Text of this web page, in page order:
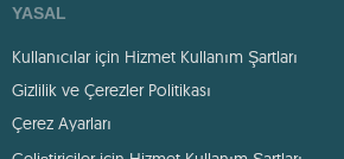
YASAL
Kullanıcılar için Hizmet Kullanım Şartları
Gizlilik ve Çerezler Politikası
Çerez Ayarları